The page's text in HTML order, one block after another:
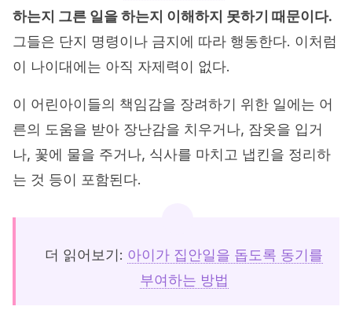
하는지 그른 일을 하는지 이해하지 못하기 때문이다.
그들은 단지 명령이나 금지에 따라 행동한다. 이처럼
이 나이대에는 아직 자제력이 없다.
이 어린아이들의 책임감을 장려하기 위한 일에는 어
른의 도움을 받아 장난감을 치우거나, 잠옷을 입거
나, 꽃에 물을 주거나, 식사를 마치고 냅킨을 정리하
는 것 등이 포함된다.
더 읽어보기: 아이가 집안일을 돕도록 동기를
부여하는 방법